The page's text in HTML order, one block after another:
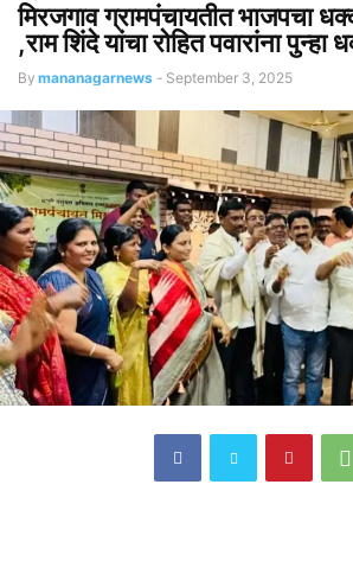
मिरजगाव ग्रामपंचायतीत भाजपचा
,राम शिंदे यांचा रोहित पवारांना पुन्हा
By mananagarnews - September 3, 2025